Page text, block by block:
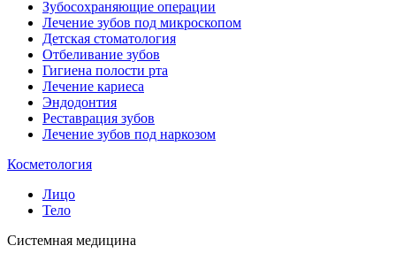
Зубосохраняющие операции
Лечение зубов под микроскопом
Детская стоматология
Отбеливание зубов
Гигиена полости рта
Лечение кариеса
Эндодонтия
Реставрация зубов
Лечение зубов под наркозом
Косметология
Лицо
Тело
Системная медицина